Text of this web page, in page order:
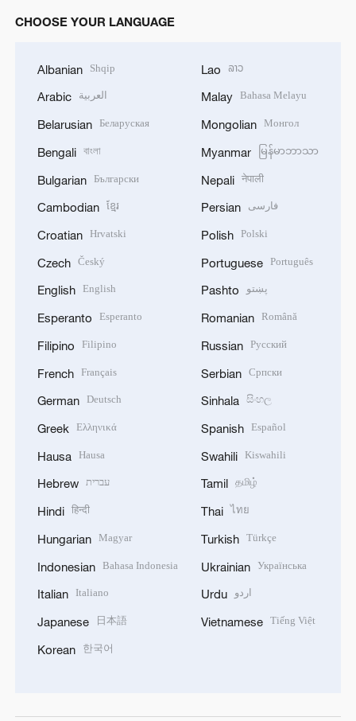
CHOOSE YOUR LANGUAGE
Albanian Shqip
Arabic العربية
Belarusian Беларуская
Bengali বাংলা
Bulgarian Български
Cambodian ខ្មែរ
Croatian Hrvatski
Czech Český
English English
Esperanto Esperanto
Filipino Filipino
French Français
German Deutsch
Greek Ελληνικά
Hausa Hausa
Hebrew עברית
Hindi हिन्दी
Hungarian Magyar
Indonesian Bahasa Indonesia
Italian Italiano
Japanese 日本語
Korean 한국어
Lao ລາວ
Malay Bahasa Melayu
Mongolian Монгол
Myanmar မြန်မာဘာသာ
Nepali नेपाली
Persian فارسی
Polish Polski
Portuguese Português
Pashto پښتو
Romanian Română
Russian Русский
Serbian Српски
Sinhala සිංහල
Spanish Español
Swahili Kiswahili
Tamil தமிழ்
Thai ไทย
Turkish Türkçe
Ukrainian Українська
Urdu اردو
Vietnamese Tiếng Việt